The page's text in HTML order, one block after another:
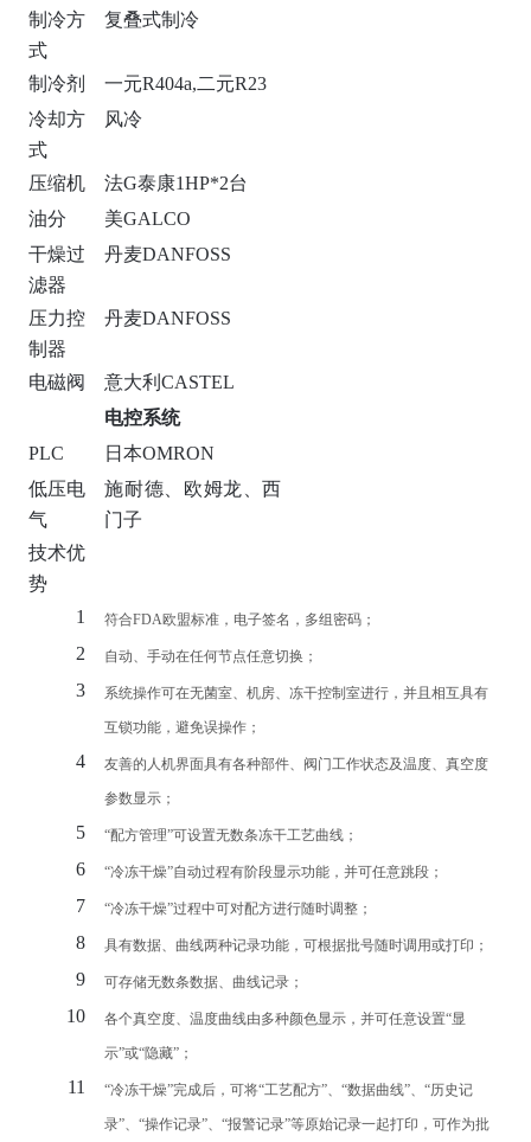
制冷方
式
复叠式制冷
制冷剂
一元R404a,二元R23
冷却方
式
风冷
压缩机
法G泰康1HP*2台
油分
美GALCO
干燥过
滤器
丹麦DANFOSS
压力控
制器
丹麦DANFOSS
电磁阀
意大利CASTEL
电控系统
PLC
日本OMRON
低压电
气
施耐德、欧姆龙、西
门子
技术优
势
1
符合FDA欧盟标准，电子签名，多组密码；
2 自动、手动在任何节点任意切换；
3 系统操作可在无菌室、机房、冻干控制室进行，并且相互具有
互锁功能，避免误操作；
4 友善的人机界面具有各种部件、阀门工作状态及温度、真空度
参数显示；
5 “配方管理”可设置无数条冻干工艺曲线；
6 “冷冻干燥”自动过程有阶段显示功能，并可任意跳段；
7 “冷冻干燥”过程中可对配方进行随时调整；
8 具有数据、曲线两种记录功能，可根据批号随时调用或打印；
9 可存储无数条数据、曲线记录；
10 各个真空度、温度曲线由多种颜色显示，并可任意设置“显
示”或“隐藏”；
11 “冷冻干燥”完成后，可将“工艺配方”、“数据曲线”、“历史记
录”、“操作记录”、“报警记录”等原始记录一起打印，可作为批